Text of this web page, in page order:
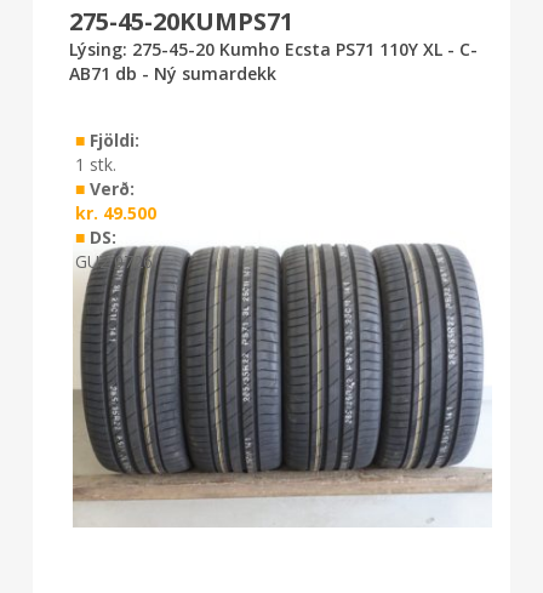
Lýsing: 275-45-20 Kumho Ecsta PS71 110Y XL - C-
AB71 db - Ný sumardekk
■Fjöldi:
1 stk.
■Verð:
kr. 49.500
■DS:
GU2 0726
275-45-20KUMPS71